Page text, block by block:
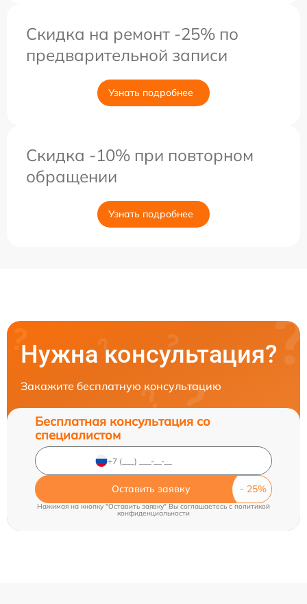
Скидка на ремонт -25% по
предварительной записи
Узнать подробнее
Скидка -10% при повторном
обращении
Узнать подробнее
Нужна консультация?
Закажите бесплатную консультацию
Бесплатная консультация со
специалистом
Оставить заявку
Нажимая на кнопку "Оставить заявку" Вы соглашаетесь cполитикой
конфиденциальности